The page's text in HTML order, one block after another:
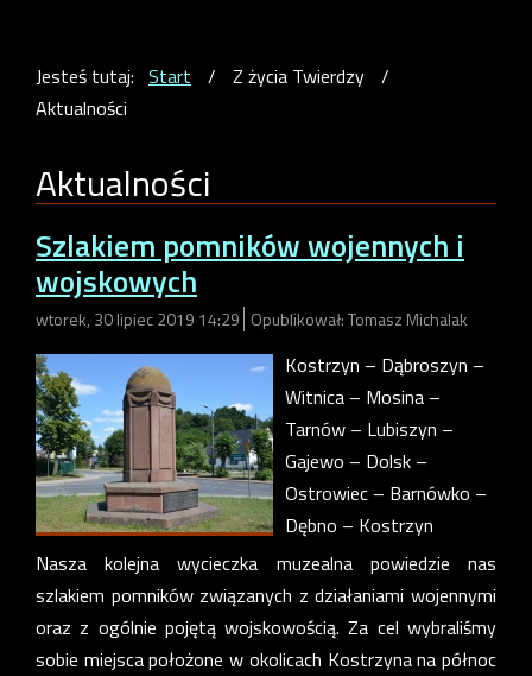
Jesteś tutaj: Start / Z życia Twierdzy /
Aktualności
Aktualności
Szlakiem pomników wojennych i
wojskowych
wtorek, 30 lipiec 2019 14:29 Opublikował: Tomasz Michalak
Kostrzyn – Dąbroszyn –
Witnica – Mosina –
Tarnów – Lubiszyn –
Gajewo – Dolsk –
Ostrowiec – Barnówko –
Dębno – Kostrzyn
Nasza kolejna wycieczka muzealna powiedzie nas
szlakiem pomników związanych z działaniami wojennymi
oraz z ogólnie pojętą wojskowością. Za cel wybraliśmy
sobie miejsca położone w okolicach Kostrzyna na północ